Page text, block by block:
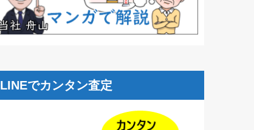
LINEでカンタン査定